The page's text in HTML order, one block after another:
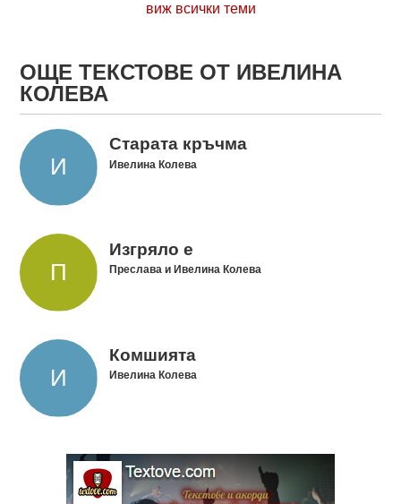
виж всички теми
ОЩЕ ТЕКСТОВЕ ОТ ИВЕЛИНА
КОЛЕВА
Старата кръчма
Ивелина Колева
Изгряло е
Преслава и Ивелина Колева
Комшията
Ивелина Колева